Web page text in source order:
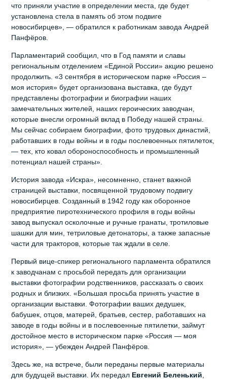
что приняли участие в определении места, где будет
установлена стела в память об этом подвиге
новосибирцев», — обратился к работникам завода Андрей
Панфёров.
Парламентарий сообщил, что в Год памяти и славы
региональным отделением «Единой России» акцию решено
продолжить. «3 сентября в историческом парке «Россия –
моя история» будет организована выставка, где будут
представлены фотографии и биографии наших
замечательных жителей, наших героических заводчан,
которые внесли огромный вклад в Победу нашей страны.
Мы сейчас собираем биографии, фото трудовых династий,
работавших в годы войны и в годы послевоенных пятилеток,
— тех, кто ковал обороноспособность и промышленный
потенциал нашей страны».
История завода «Искра», несомненно, станет важной
страницей выставки, посвященной трудовому подвигу
новосибирцев. Созданный в 1942 году как оборонное
предприятие пиротехнического профиля в годы войны
завод выпускал осколочные и ручные гранаты, тротиловые
шашки для мин, тетриловые детонаторы, а также запасные
части для тракторов, которые так ждали в селе.
Первый вице-спикер регионального парламента обратился
к заводчанам с просьбой передать для организации
выставки фотографии родственников, рассказать о своих
родных и близких. «Большая просьба принять участие в
организации выставки. Фотографии ваших дедушек,
бабушек, отцов, матерей, братьев, сестер, работавших на
заводе в годы войны и в послевоенные пятилетки, займут
достойное место в историческом парке «Россия — моя
история», — убежден Андрей Панфёров.
Здесь же, на встрече, были переданы первые материалы
для будущей выставки. Их передал Евгений Беленький,